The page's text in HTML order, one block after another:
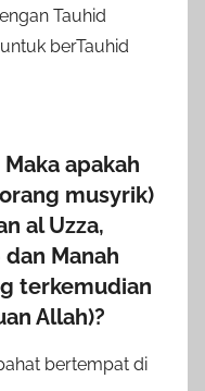
Tauhid
berTauhid
apakah
musyrik)
al Uzza,
Manah
terkemudian
Allah)?
bertempat di